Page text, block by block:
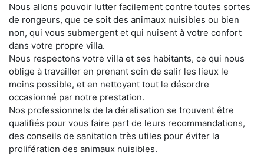
Nous allons pouvoir lutter facilement contre toutes sortes
de rongeurs, que ce soit des animaux nuisibles ou bien
non, qui vous submergent et qui nuisent à votre confort
dans votre propre villa.
Nous respectons votre villa et ses habitants, ce qui nous
oblige à travailler en prenant soin de salir les lieux le
moins possible, et en nettoyant tout le désordre
occasionné par notre prestation.
Nos professionnels de la dératisation se trouvent être
qualifiés pour vous faire part de leurs recommandations,
des conseils de sanitation très utiles pour éviter la
prolifération des animaux nuisibles.